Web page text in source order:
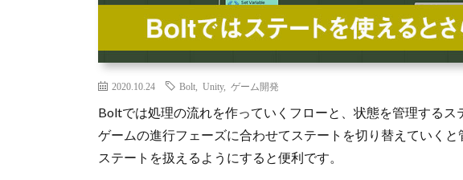
2020.10.24 Bolt Unity, ゲーム開発
Boltでは処理の流れを作っていくフローと、状態を管理する
ゲームの進行フェーズに合わせてステートを切り替えていく
ステートを扱えるようにすると便利です。